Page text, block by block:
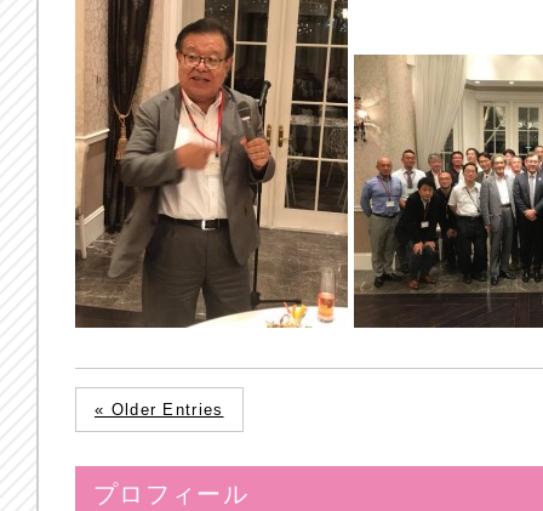
« Older Entries
プロフィール